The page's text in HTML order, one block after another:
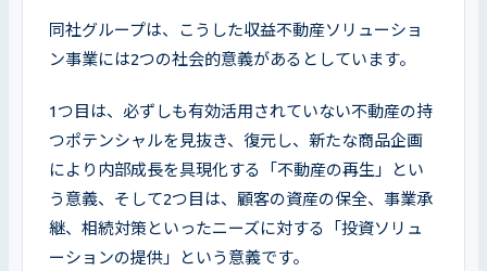
同社グループは、こうした収益不動産ソリューショ
ン事業には2つの社会的意義があるとしています。
1つ目は、必ずしも有効活用されていない不動産の持
つポテンシャルを見抜き、復元し、新たな商品企画
により内部成長を具現化する「不動産の再生」とい
う意義、そして2つ目は、顧客の資産の保全、事業承
継、相続対策といったニーズに対する「投資ソリュ
ーションの提供」という意義です。